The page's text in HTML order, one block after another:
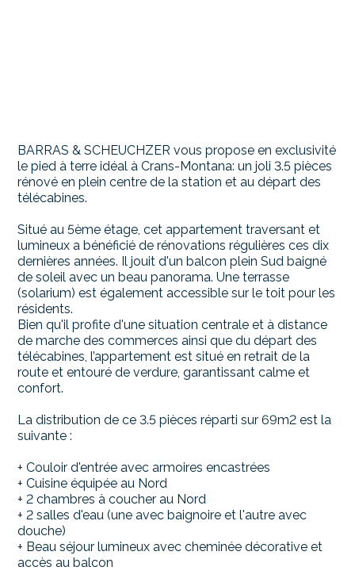
BARRAS & SCHEUCHZER vous propose en exclusivité
le pied à terre idéal à Crans-Montana: un joli 3.5 pièces
rénové en plein centre de la station et au départ des
télécabines.
Situé au 5ème étage, cet appartement traversant et
lumineux a bénéficié de rénovations régulières ces dix
dernières années. Il jouit d'un balcon plein Sud baigné
de soleil avec un beau panorama. Une terrasse
(solarium) est également accessible sur le toit pour les
résidents.
Bien qu'il profite d'une situation centrale et à distance
de marche des commerces ainsi que du départ des
télécabines, l’appartement est situé en retrait de la
route et entouré de verdure, garantissant calme et
confort.
La distribution de ce 3.5 pièces réparti sur 69m2 est la
suivante :
+ Couloir d'entrée avec armoires encastrées
+ Cuisine équipée au Nord
+ 2 chambres à coucher au Nord
+ 2 salles d'eau (une avec baignoire et l'autre avec
douche)
+ Beau séjour lumineux avec cheminée décorative et
accès au balcon